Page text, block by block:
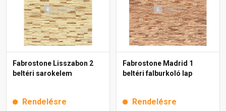
Fabrostone Lisszabon 2
beltéri sarokelem
Rendelésre
Fabrostone Madrid 1
beltéri falburkoló lap
Rendelésre